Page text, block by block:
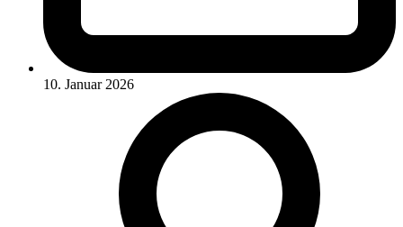
10. Januar 2026